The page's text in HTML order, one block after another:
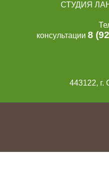
СТУДИЯ
консультации 8
443122, г.